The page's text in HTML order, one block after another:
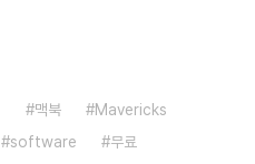
맥북
Mavericks
software
무료